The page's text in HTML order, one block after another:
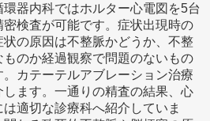
器内科ではホルター心電図を5台
検査が可能です。症状出現時の
の原因は不整脈かどうか、不整
のか経過観察で問題のないもの
カテーテルアブレーション治療
ます。一通りの精査の結果、心
適切な診療科へ紹介していま